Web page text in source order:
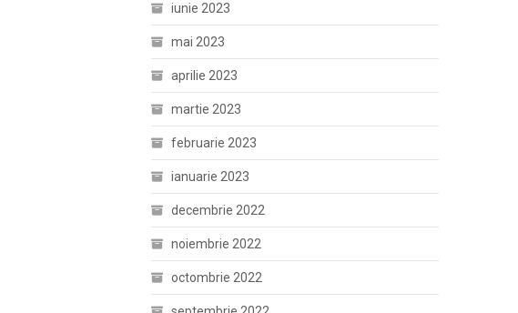
iunie 2023
mai 2023
aprilie 2023
martie 2023
februarie 2023
ianuarie 2023
decembrie 2022
noiembrie 2022
octombrie 2022